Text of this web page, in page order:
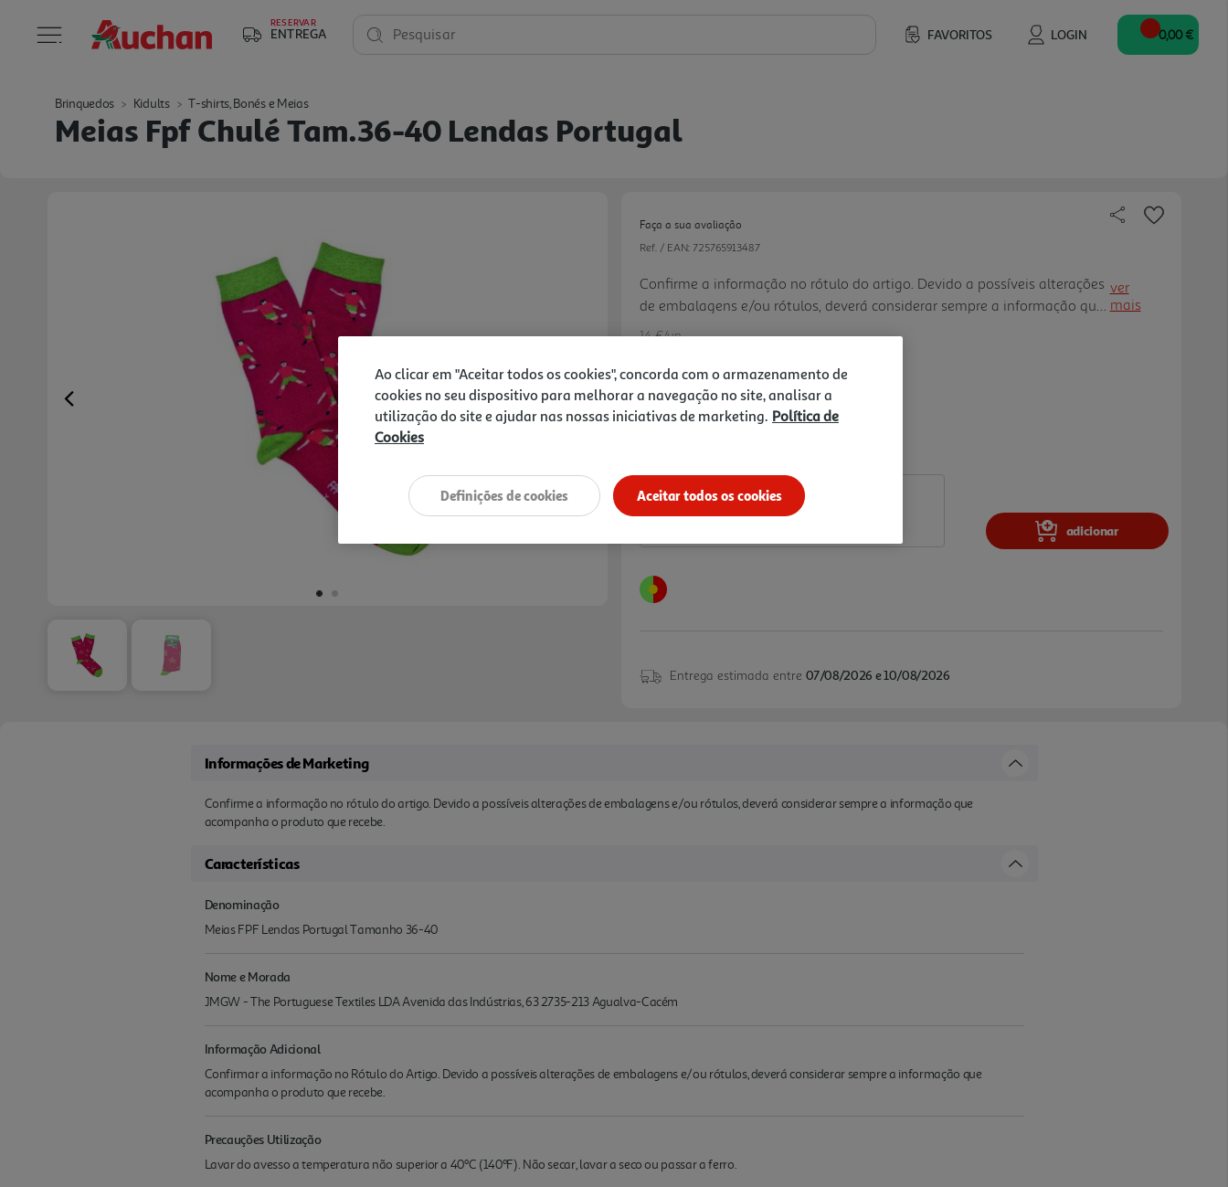
RESERVAR
ENTREGA FAVORITOS LOGIN
Pesquisar 0,00 €
Brinquedos Kidults T-shirts, Bonés e Meias
Meias Fpf Chulé Tam.36-40 Lendas Portugal
Previous Next
Faça a sua avaliação
Ref. / EAN: 725765913487
Confirme a informação no rótulo do artigo. Devido a possíveis alterações
de embalagens e/ou rótulos, deverá considerar sempre a informação que
acompanha o produto que recebe.
ver
mais
14 €/un
14,00 €
adicionar
Entrega estimada entre 07/08/2026 e 10/08/2026
Informações de Marketing
Confirme a informação no rótulo do artigo. Devido a possíveis alterações de embalagens e/ou rótulos, deverá considerar sempre a informação que
acompanha o produto que recebe.
Características
Denominação
Meias FPF Lendas Portugal Tamanho 36-40
Nome e Morada
JMGW - The Portuguese Textiles LDA Avenida das Indústrias, 63 2735-213 Agualva-Cacém
Informação Adicional
Confirmar a informação no Rótulo do Artigo. Devido a possíveis alterações de embalagens e/ou rótulos, deverá considerar sempre a informação que
acompanha o produto que recebe.
Precauções Utilização
Lavar do avesso a temperatura não superior a 40ºC (140ºF). Não secar, lavar a seco ou passar a ferro.
Ao clicar em "Aceitar todos os cookies", concorda com o armazenamento de
cookies no seu dispositivo para melhorar a navegação no site, analisar a
utilização do site e ajudar nas nossas iniciativas de marketing. Política de
Cookies
Aceitar todos os cookies
Definições de cookies